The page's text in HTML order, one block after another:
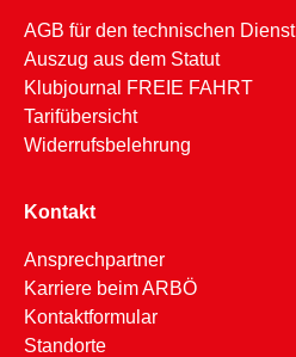
AGB für den technischen Dienst
Auszug aus dem Statut
Klubjournal FREIE FAHRT
Tarifübersicht
Widerrufsbelehrung
Kontakt
Ansprechpartner
Karriere beim ARBÖ
Kontaktformular
Standorte